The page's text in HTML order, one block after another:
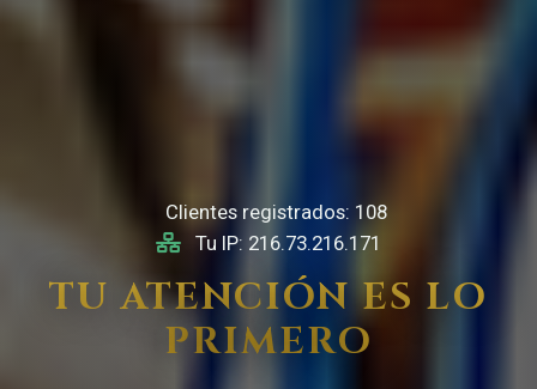
Clientes registrados: 108
Tu IP: 216.73.216.171
TU ATENCIÓN ES LO
PRIMERO